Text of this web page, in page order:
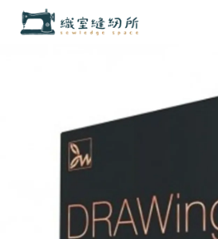
您的購物車目前